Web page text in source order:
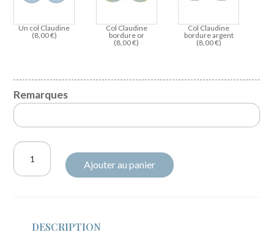
Un col Claudine
(8,00€)
Col Claudine
bordure or
(8,00€)
Col Claudine
bordure argent
(8,00€)
Remarques
quantité
Ajouter au panier
DESCRIPTION